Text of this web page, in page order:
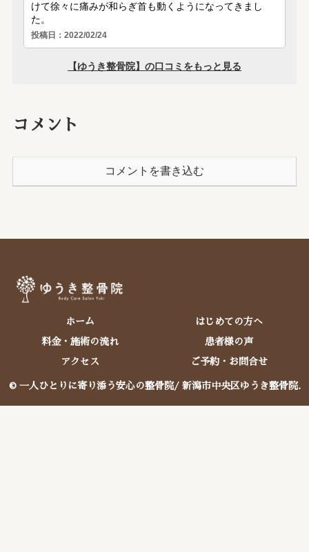
コメント
コメントを書き込む
ホーム はじめての方へ
料金・施術の流れ 患者様の声
アクセス ご予約・お問合せ
© 一人ひとりに寄り添う安心の整骨院/ 新潟市中央区ゆうき整骨院.